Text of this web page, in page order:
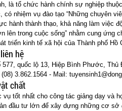
là tổ chức hành chính sự nghiệp
có nhiệm vụ đào tạo “Những chuyên
hành thành thạo, khả năng làm việc
lên trong cuộc sống” nhằm cung ứng
triển kinh tế xã hội của Thành phố
hệ
quốc lộ 13, Hiệp Bình Phước, Thủ
3.862.1564 - Mail:
chất
vụ tốt nhất cho công tác giảng dạy và
đầu tư lớn để xây dựng những cơ sở